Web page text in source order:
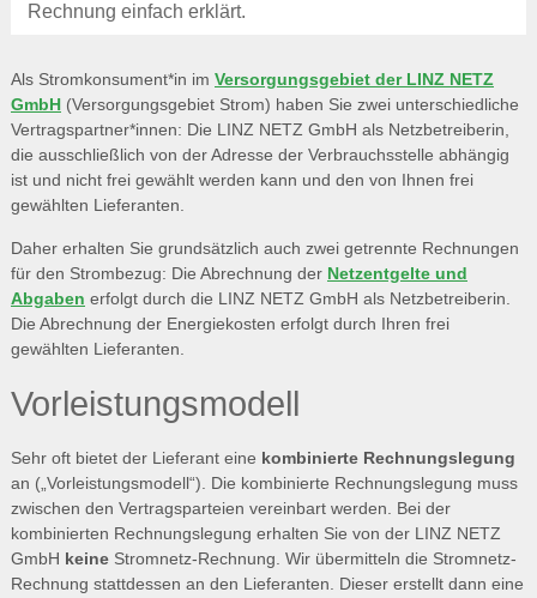
Rechnung einfach erklärt.
Als Stromkonsument*in im Versorgungsgebiet der LINZ NETZ
GmbH (Versorgungsgebiet Strom) haben Sie zwei unterschiedliche
Vertragspartner*innen: Die LINZ NETZ GmbH als Netzbetreiberin,
die ausschließlich von der Adresse der Verbrauchsstelle abhängig
ist und nicht frei gewählt werden kann und den von Ihnen frei
gewählten Lieferanten.
Daher erhalten Sie grundsätzlich auch zwei getrennte Rechnungen
für den Strombezug: Die Abrechnung der Netzentgelte und
Abgaben erfolgt durch die LINZ NETZ GmbH als Netzbetreiberin.
Die Abrechnung der Energiekosten erfolgt durch Ihren frei
gewählten Lieferanten.
Vorleistungsmodell
Sehr oft bietet der Lieferant eine kombinierte Rechnungslegung
an („Vorleistungsmodell“). Die kombinierte Rechnungslegung muss
zwischen den Vertragsparteien vereinbart werden. Bei der
kombinierten Rechnungslegung erhalten Sie von der LINZ NETZ
GmbH keine Stromnetz-Rechnung. Wir übermitteln die Stromnetz-
Rechnung stattdessen an den Lieferanten. Dieser erstellt dann eine